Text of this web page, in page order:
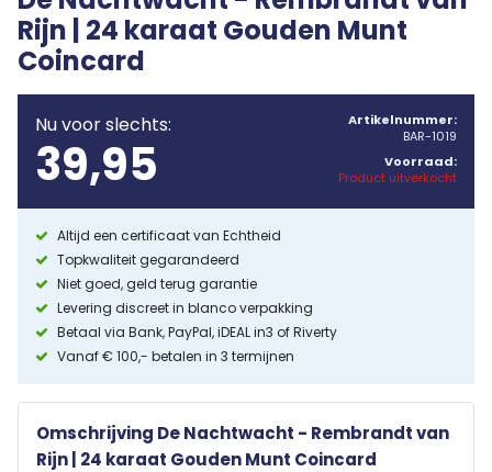
Rijn | 24 karaat Gouden Munt
Coincard
Nu voor slechts:
39,95
Artikelnummer:
BAR-1019
Voorraad:
Product uitverkocht
Altijd een certificaat van Echtheid
Topkwaliteit gegarandeerd
Niet goed, geld terug garantie
Levering discreet in blanco verpakking
Betaal via Bank, PayPal, iDEAL in3 of Riverty
Vanaf € 100,- betalen in 3 termijnen
Omschrijving De Nachtwacht - Rembrandt van
Rijn | 24 karaat Gouden Munt Coincard